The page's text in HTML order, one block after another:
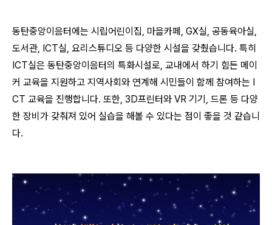
동탄중앙이음터에는 시립어린이집, 마을카페, GX실, 공동육아실,
도서관, ICT실, 요리스튜디오 등 다양한 시설을 갖췄습니다. 특히
ICT실은 동탄중앙이음터의 특화시설로, 교내에서 하기 힘든 메이
커 교육을 지원하고 지역사회와 연계해 시민들이 함께 참여하는 I
CT 교육을 진행합니다. 또한, 3D프린터와 VR 기기, 드론 등 다양
한 장비가 갖춰져 있어 실습을 해볼 수 있다는 점이 좋을 것 같습니
다.